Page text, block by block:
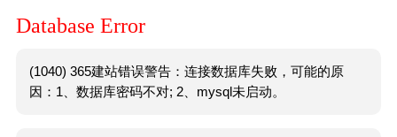
Database Error
(1040) 365建站错误警告：连接数据库失败，可能的原
因：1、数据库密码不对; 2、mysql未启动。